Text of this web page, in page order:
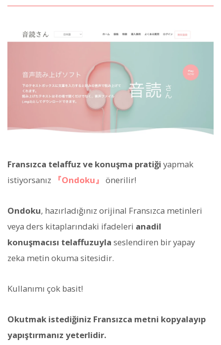
Fransızca telaffuz ve konuşma pratiği yapmak
istiyorsanız
『Ondoku』 önerilir!
Ondoku, hazırladığınız orijinal Fransızca metinleri
veya ders kitaplarındaki ifadeleri anadil
konuşmacısı telaffuzuyla seslendiren bir yapay
zeka metin okuma sitesidir.
Kullanımı çok basit!
Okutmak istediğiniz Fransızca metni kopyalayıp
yapıştırmanız yeterlidir.